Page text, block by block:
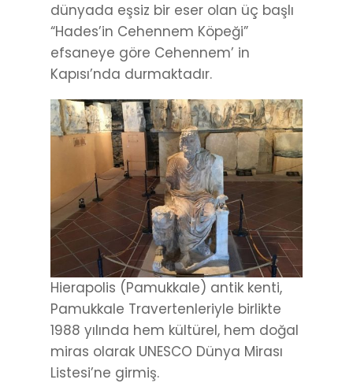
dünyada eşsiz bir eser olan üç başlı
“Hades’in Cehennem Köpeği”
efsaneye göre Cehennem’ in
Kapısı’nda durmaktadır.
Hierapolis (Pamukkale) antik kenti,
Pamukkale Travertenleriyle birlikte
1988 yılında hem kültürel, hem doğal
miras olarak UNESCO Dünya Mirası
Listesi’ne girmiş.